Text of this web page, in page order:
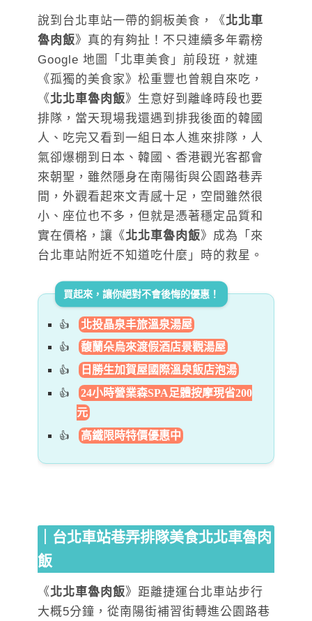
說到台北車站一帶的銅板美食，《北北車
魯肉飯》真的有夠扯！不只連續多年霸榜
Google 地圖「北車美食」前段班，就連
《孤獨的美食家》松重豐也曾親自來吃，
《北北車魯肉飯》生意好到離峰時段也要
排隊，當天現場我還遇到排我後面的韓國
人、吃完又看到一組日本人進來排隊，人
氣卻爆棚到日本、韓國、香港觀光客都會
來朝聖，雖然隱身在南陽街與公園路巷弄
間，外觀看起來文青感十足，空間雖然很
小、座位也不多，但就是憑著穩定品質和
實在價格，讓《北北車魯肉飯》成為「來
台北車站附近不知道吃什麼」時的救星。
買起來，讓你絕對不會後悔的優惠！
北投晶泉丰旅溫泉湯屋
馥蘭朵烏來渡假酒店景觀湯屋
日勝生加賀屋國際溫泉飯店泡湯
24小時營業森SPA足體按摩現省200
元
高鐵限時特價優惠中
｜台北車站巷弄排隊美食北北車魯肉
飯
《北北車魯肉飯》距離捷運台北車站步行
大概5分鐘，從南陽街補習街轉進公園路巷